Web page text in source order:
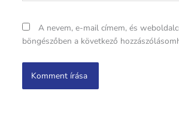
A nevem, e-mail címem, és
böngészőben a következő